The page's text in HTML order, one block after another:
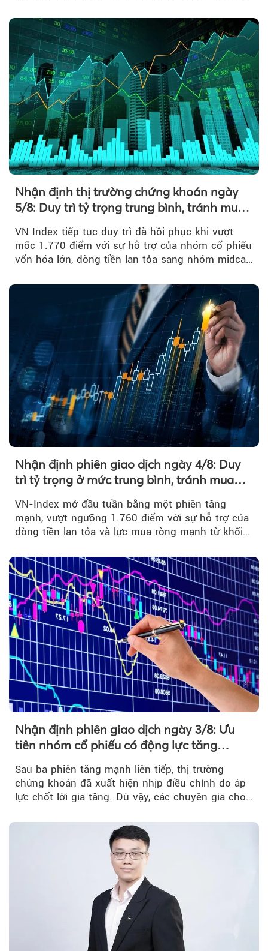
Nhận định thị trường chứng khoán ngày
5/8: Duy trì tỷ trọng trung bình, tránh mua
VN Index tiếp tục duy trì đà hồi phục khi vượt
mốc 1.770 điểm với sự hỗ trợ của nhóm cổ phiếu
vốn hóa lớn, dòng tiền lan tỏa sang nhóm midcap
Nhận định phiên giao dịch ngày 4/8: Duy
trì tỷ trọng ở mức trung bình, tránh mua
VN-Index mở đầu tuần bằng một phiên tăng
mạnh, vượt ngưỡng 1.760 điểm với sự hỗ trợ của
dòng tiền lan tỏa và lực mua ròng mạnh từ khối
Nhận định phiên giao dịch ngày 3/8: Ưu
tiên nhóm cổ phiếu có động lực tăng
Sau ba phiên tăng mạnh liên tiếp, thị trường
chứng khoán đã xuất hiện nhịp điều chỉnh do áp
lực chốt lời gia tăng. Dù vậy, các chuyên gia cho